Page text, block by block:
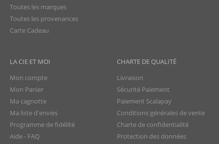
Toutes les marques
Toutes les provenances
Carte Cadeau
LA CIE ET MOI
Mon compte
Mon Panier
Ma cagnotte
Ma liste d'envies
Programme de fidélité
Aide - FAQ
CHARTE DE QUALITÉ
Livraison
Sécurité Paiement
Paiement Scalapay
Conditions générales de vente
Charte de confidentialité
Protection des données